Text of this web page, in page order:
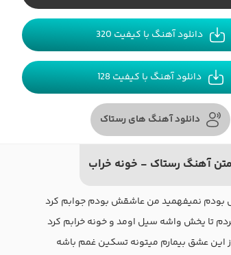
دانلود آهنگ با کیفیت 320
دانلود آهنگ با کیفیت 128
دانلود آهنگ های رستاک
متن آهنگ رستاک - خونه خراب
نمیفهمید من عاشقش بودم جوابم کرد
تا یخش واشه سیل اومد و خونه خرابم کرد
این عشق بیمارم میتونه تسکین غمم باشه